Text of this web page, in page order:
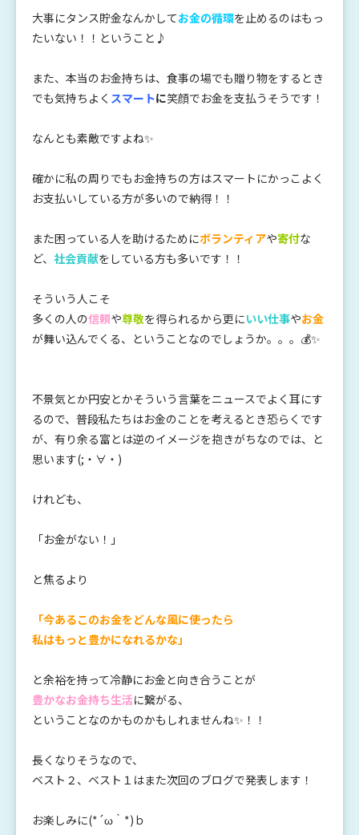
大事にタンス貯金なんかしてお金の循環を止めるのはもっ
たいない！！ということ♪
また、本当のお金持ちは、食事の場でも贈り物をするとき
でも気持ちよく スマートに笑顔でお金を支払うそうです！
なんとも素敵ですよね✨
確かに私の周りでもお金持ちの方はスマートにかっこよく
お支払いしている方が多いので納得！！
また困っている人を助けるためにボランティアや寄付な
ど、 社会貢献をしている方も多いです！！
そういう人こそ
多くの人の信頼や尊敬を得られるから更にいい仕事やお金
が舞い込んでくる、ということなのでしょうか。。。💰✨
不景気とか円安とかそういう言葉をニュースでよく耳にす
るので、普段私たちはお金のことを考えるとき恐らくです
が、有り余る富とは逆のイメージを抱きがちなのでは、と
思います(;・∀・)
けれども、
「お金がない！」
と焦るより
「今あるこのお金をどんな風に使ったら
私はもっと豊かになれるかな」
と余裕を持って冷静にお金と向き合うことが
豊かなお金持ち生活に繋がる、
ということなのかものかもしれませんね✨！！
長くなりそうなので、
ベスト２、ベスト１はまた次回のブログで発表します！
お楽しみに(*´ω｀*)ｂ